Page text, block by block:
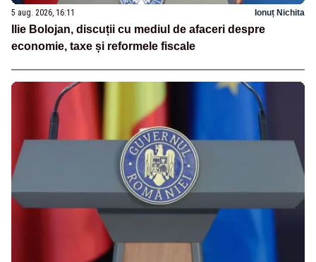
5 aug. 2026, 16:11 Ionuț Nichita
Ilie Bolojan, discuții cu mediul de afaceri despre
economie, taxe și reformele fiscale